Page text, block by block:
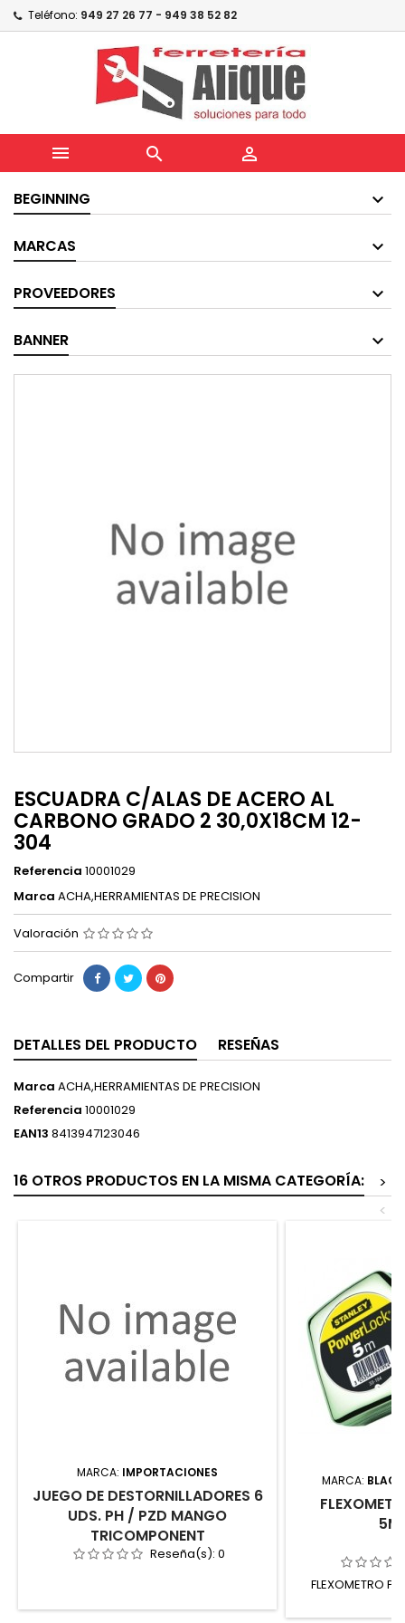
Teléfono: 949 27 26 77 - 949 38 52 82
  
BEGINNING
MARCAS
PROVEEDORES
BANNER
ESCUADRA C/ALAS DE ACERO AL
CARBONO GRADO 2 30,0X18CM 12-
304
Referencia 10001029
Marca ACHA,HERRAMIENTAS DE PRECISION
Valoración
Compartir
DETALLES DEL PRODUCTO RESEÑAS
Marca ACHA,HERRAMIENTAS DE PRECISION
Referencia 10001029
EAN13 8413947123046
16 OTROS PRODUCTOS EN LA MISMA CATEGORÍA:
>
<
MARCA: IMPORTACIONES
JUEGO DE DESTORNILLADORES 6
UDS. PH / PZD MANGO
TRICOMPONENT
Reseña(s): 0
MARCA:
FLEXOMETRO